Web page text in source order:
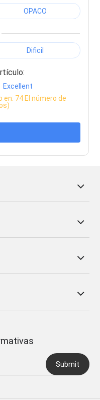
OPACO
Dificil
Excellent
en: 74El número de
Submit